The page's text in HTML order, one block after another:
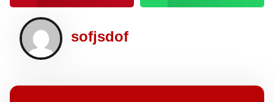
sofjsdof